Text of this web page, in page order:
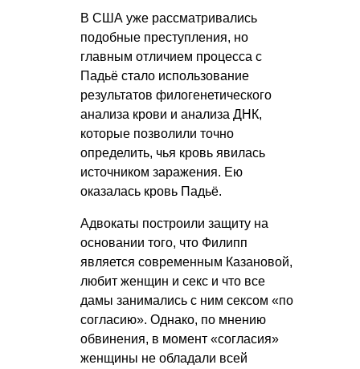
В США уже рассматривались
подобные преступления, но
главным отличием процесса с
Падьё стало использование
результатов филогенетического
анализа крови и анализа ДНК,
которые позволили точно
определить, чья кровь явилась
источником заражения. Ею
оказалась кровь Падьё.
Адвокаты построили защиту на
основании того, что Филипп
является современным Казановой,
любит женщин и секс и что все
дамы занимались с ним сексом «по
согласию». Однако, по мнению
обвинения, в момент «согласия»
женщины не обладали всей